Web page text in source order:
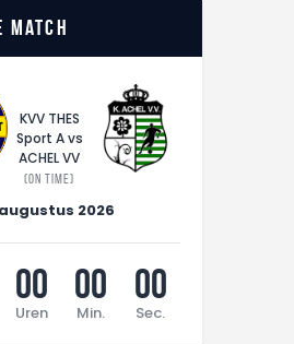
match
KVV THES
Sport A vs
ACHEL VV
(On time)
2026
00
Uren
00
Min.
00
Sec.